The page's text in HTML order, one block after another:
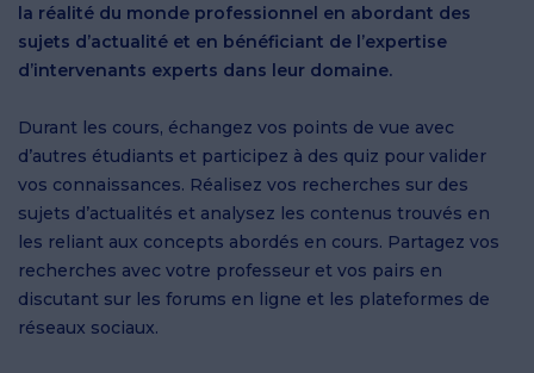
la réalité du monde professionnel en abordant des
sujets d’actualité et en bénéficiant de l’expertise
d’intervenants experts dans leur domaine.
Durant les cours, échangez vos points de vue avec
d’autres étudiants et participez à des quiz pour valider
vos connaissances. Réalisez vos recherches sur des
sujets d’actualités et analysez les contenus trouvés en
les reliant aux concepts abordés en cours. Partagez vos
recherches avec votre professeur et vos pairs en
discutant sur les forums en ligne et les plateformes de
réseaux sociaux.